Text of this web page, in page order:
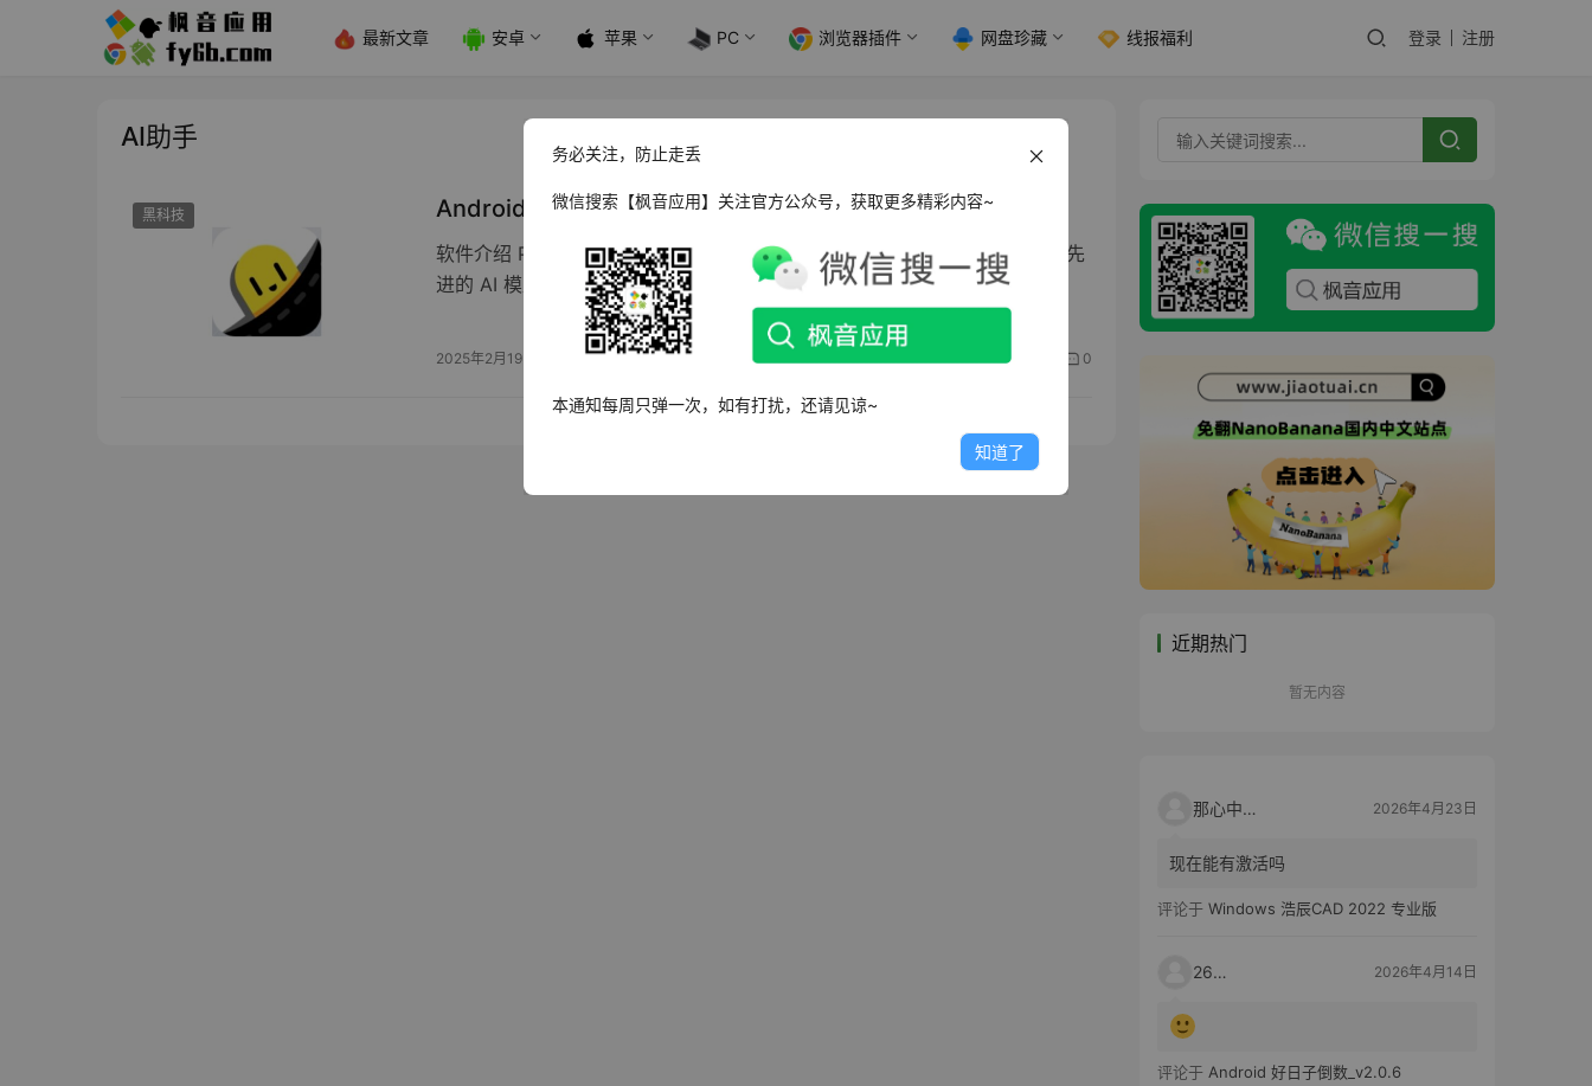
最新文章 安卓 苹果 PC 浏览器插件 网盘珍藏 线报福利 登录 注册
AI助手
黑科技 Android PocketPal AI助手_v1.6.7
软件介绍 PocketPal是一款AI 聊天应用AI助手。它允许用户直接在设备上与先
进的 AI 模型…
2025年2月19日 0
近期热门
暂无内容
那心中的话 2026年4月23日
现在能有激活吗
评论于 Windows 浩辰CAD 2022 专业版
2603 2026年4月14日
评论于 Android 好日子倒数_v2.0.6
务必关注，防止走丢
微信搜索【枫音应用】关注官方公众号，获取更多精彩内容~
本通知每周只弹一次，如有打扰，还请见谅~
知道了